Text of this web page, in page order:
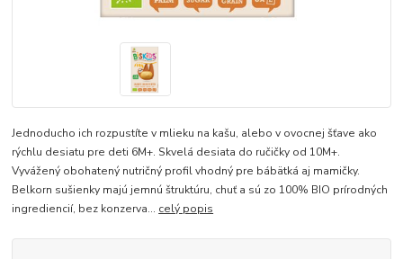
Jednoducho ich rozpustíte v mlieku na kašu, alebo v ovocnej šťave ako
rýchlu desiatu pre deti 6M+. Skvelá desiata do ručičky od 10M+.
Vyvážený obohatený nutričný profil vhodný pre bábätká aj mamičky.
Belkorn sušienky majú jemnú štruktúru, chuť a sú zo 100% BIO prírodných
ingrediencií, bez konzerva... celý popis